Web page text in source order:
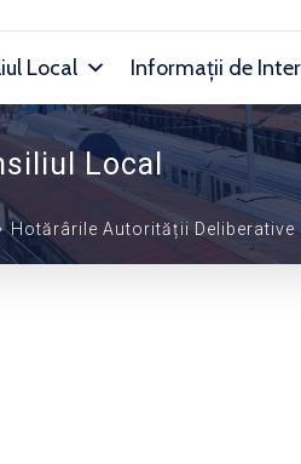
Local Informații de
Local
Hotărârile Autorității Deliberative